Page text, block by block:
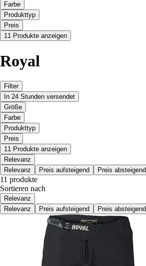
Farbe
Produkttyp
Preis
11 Produkte anzeigen
Royal
Filter
In 24 Stunden versendet
Größe
Farbe
Produkttyp
Preis
11 Produkte anzeigen
Relevanz
Relevanz
Preis aufsteigend Preis absteigend
11 produkte
Sortieren nach
Relevanz
Relevanz
Preis aufsteigend Preis absteigend